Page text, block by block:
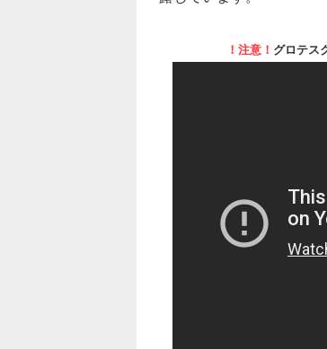
！注意！ グロテス